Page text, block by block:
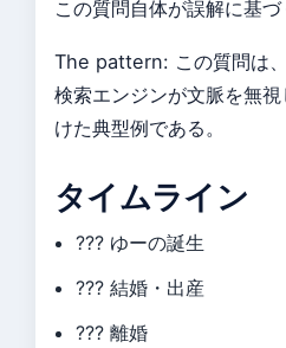
この質問自体が誤解に基づ
The pattern: この質問は、
検索エンジンが文脈を無
けた典型例である。
タイムライン
??? ゆーの誕生
??? 結婚・出産
??? 離婚